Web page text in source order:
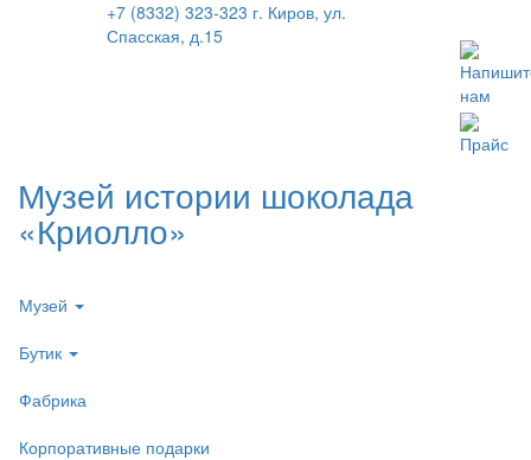
+7 (8332) 323-323 г. Киров, ул.
Спасская, д.15
нам
Прайс
Музей истории шоколада
«Криолло»
Музей
Бутик
Фабрика
Корпоративные подарки